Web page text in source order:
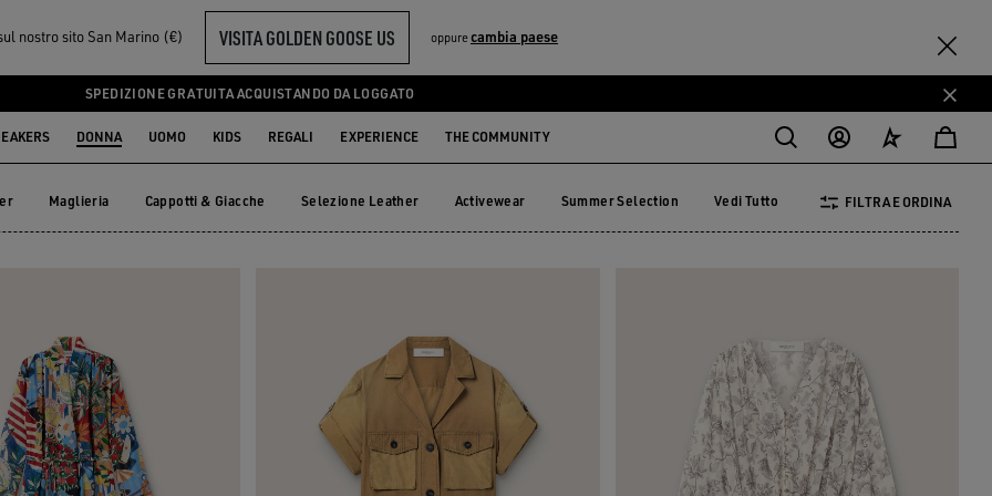
nostro sito San Marino (€) VISITA GOLDEN GOOSE US oppurecambia paese
SPEDIZIONE GRATUITA ACQUISTANDO DA LOGGATO
DONNA UOMO KIDS REGALI EXPERIENCE THE COMMUNITY
Maglieria Cappotti & Giacche Selezione Leather Activewear Summer Selection Vedi Tutto FILTRA E ORDINA